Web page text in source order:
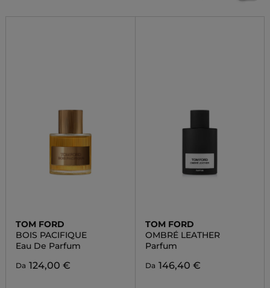
TOM FORD
BOIS PACIFIQUE
Eau De Parfum
Da 124,00 €
TOM FORD
OMBRÉ LEATHER
Parfum
Da 146,40 €